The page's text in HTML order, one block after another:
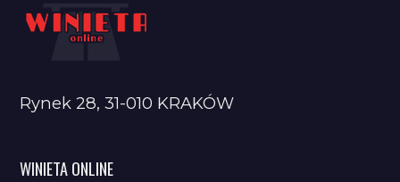
Rynek 28, 31-010 KRAKÓW
WINIETA ONLINE